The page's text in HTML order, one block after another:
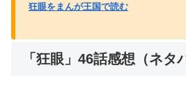
狂眼をまんが王国で読む
「狂眼」46話感想（ネタ